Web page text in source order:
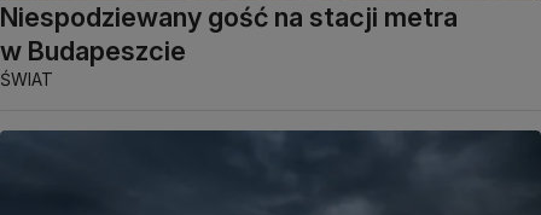
Niespodziewany gość na stacji metra
w Budapeszcie
ŚWIAT